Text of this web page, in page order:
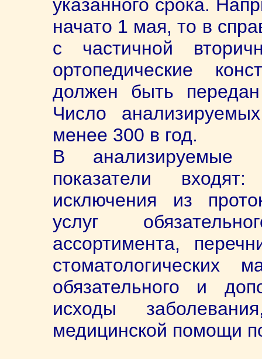
указанного срока.
начато 1 мая, то в
с частичной
ортопедические
должен быть
Число
менее 300 в год.
В анализируемые
показатели
исключения из
услуг
ассортимента,
стоматологических
обязательного и
исходы
медицинской помощи